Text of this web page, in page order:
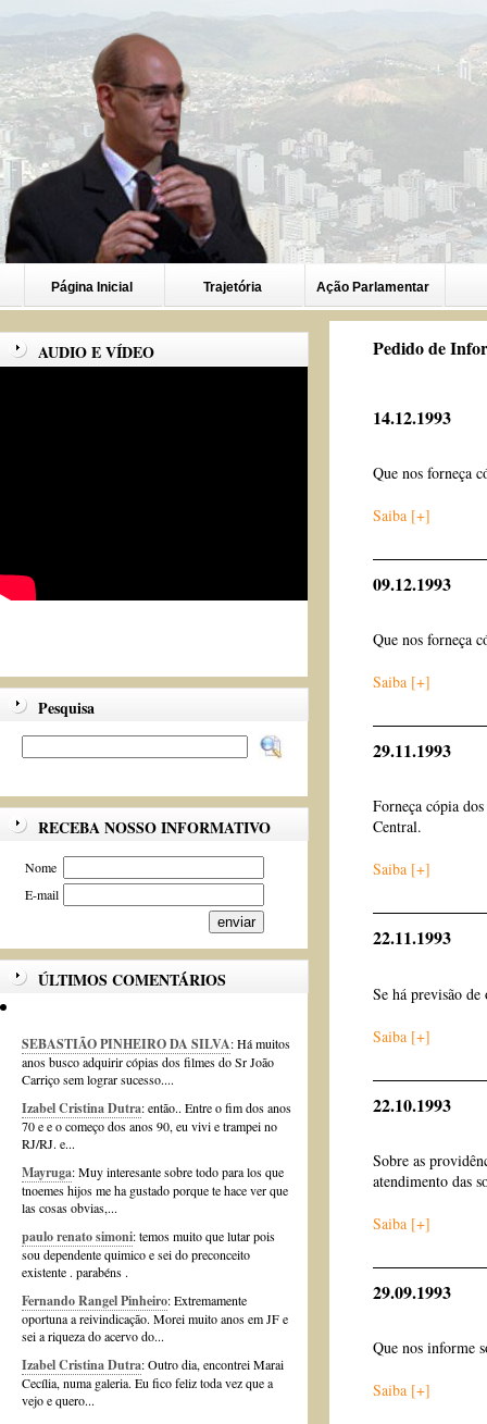
Página Inicial Trajetória Ação Parlamentar
AUDIO E VÍDEO
Pesquisa
RECEBA NOSSO INFORMATIVO
Nome
E-mail
ÚLTIMOS COMENTÁRIOS
SEBASTIÃO PINHEIRO DA SILVA: Há muitos
anos busco adquirir cópias dos filmes do Sr João
Carriço sem lograr sucesso....
Izabel Cristina Dutra: então.. Entre o fim dos anos
70 e e o começo dos anos 90, eu vivi e trampei no
RJ/RJ. e...
Mayruga: Muy interesante sobre todo para los que
tnoemes hijos me ha gustado porque te hace ver que
las cosas obvias,...
paulo renato simoni: temos muito que lutar pois
sou dependente quimico e sei do preconceito
existente . parabéns .
Fernando Rangel Pinheiro: Extremamente
oportuna a reivindicação. Morei muito anos em JF e
sei a riqueza do acervo do...
Izabel Cristina Dutra: Outro dia, encontrei Marai
Cecília, numa galeria. Eu fico feliz toda vez que a
vejo e quero...
Pedido de
14.12.1993
Que nos forneça
Saiba [+]
09.12.1993
Que nos forneça
Saiba [+]
29.11.1993
Forneça cópia
Central.
Saiba [+]
22.11.1993
Se há previsão
Saiba [+]
22.10.1993
Sobre as
atendimento das
Saiba [+]
29.09.1993
Que nos informe
Saiba [+]